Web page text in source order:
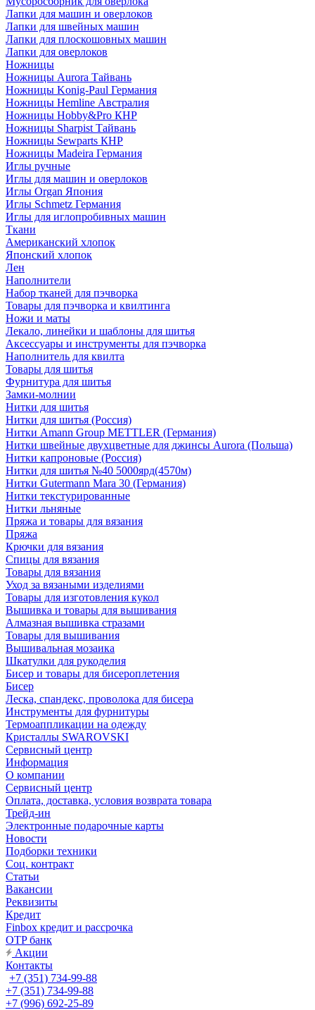
Лапки для машин и оверлоков
Лапки для швейных машин
Лапки для плоскошовных машин
Лапки для оверлоков
Ножницы
Ножницы Aurora Тайвань
Ножницы Konig-Paul Германия
Ножницы Hemline Австралия
Ножницы Hobby&Pro КНР
Ножницы Sharpist Тайвань
Ножницы Sewparts КНР
Ножницы Madeira Германия
Иглы ручные
Иглы для машин и оверлоков
Иглы Organ Япония
Иглы Schmetz Германия
Иглы для иглопробивных машин
Ткани
Американский хлопок
Японский хлопок
Лен
Наполнители
Набор тканей для пэчворка
Товары для пэчворка и квилтинга
Ножи и маты
Лекало, линейки и шаблоны для шитья
Аксессуары и инструменты для пэчворка
Наполнитель для квилта
Товары для шитья
Фурнитура для шитья
Замки-молнии
Нитки для шитья
Нитки для шитья (Россия)
Нитки Amann Group METTLER (Германия)
Нитки швейные двухцветные для джинсы Aurora (Польша)
Нитки капроновые (Россия)
Нитки для шитья №40 5000ярд(4570м)
Нитки Gutermann Mara 30 (Германия)
Нитки текстурированные
Нитки льняные
Пряжа и товары для вязания
Пряжа
Крючки для вязания
Спицы для вязания
Товары для вязания
Уход за вязаными изделиями
Товары для изготовления кукол
Вышивка и товары для вышивания
Алмазная вышивка стразами
Товары для вышивания
Вышивальная мозаика
Шкатулки для рукоделия
Бисер и товары для бисероплетения
Бисер
Леска, спандекс, проволока для бисера
Инструменты для фурнитуры
Термоаппликации на одежду
Кристаллы SWAROVSKI
Сервисный центр
Информация
О компании
Сервисный центр
Оплата, доставка, условия возврата товара
Трейд-ин
Электронные подарочные карты
Новости
Подборки техники
Соц. контракт
Статьи
Вакансии
Реквизиты
Кредит
Finbox кредит и рассрочка
OTP банк
Акции
Контакты
+7 (351) 734-99-88
+7 (351) 734-99-88
+7 (996) 692-25-89